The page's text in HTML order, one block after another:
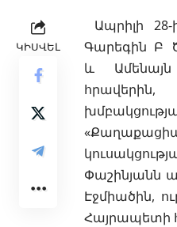
ԿԻՍՎԵԼ
Ապրիլի
Գարեգին Բ
և
Փաշինյանն
Էջմիածին,
Հայրապետի